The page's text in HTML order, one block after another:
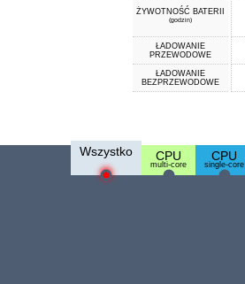
ŻYWOTNOŚĆ BATERII
(godzin)
ŁADOWANIE
PRZEWODOWE
ŁADOWANIE
BEZPRZEWODOWE
Wszystko CPU
multi-core
CPU
single-core